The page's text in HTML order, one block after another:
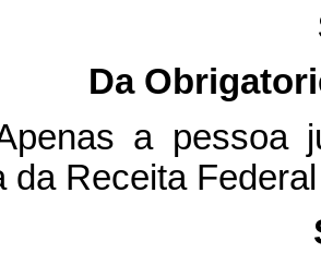
Da
a pessoa
da Receita